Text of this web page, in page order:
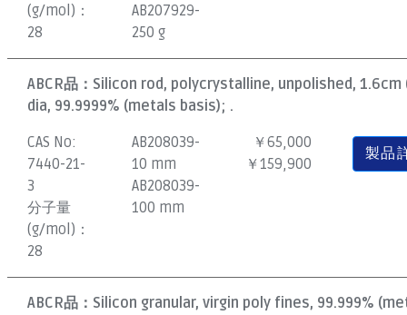
(g/mol)：
28
AB207929-
250 g
ABCR品： Silicon rod, polycrystalline, unpolished, 1.6cm
dia, 99.9999% (metals basis); .
CAS No:
7440-21-
3
分子量
(g/mol)：
28
AB208039-
10 mm
AB208039-
100 mm
￥65,000
￥159,900
製品
ABCR品： Silicon granular, virgin poly fines, 99.999%